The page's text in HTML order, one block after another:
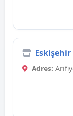
Eskişehir
Adres: